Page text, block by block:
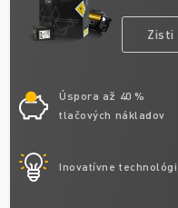
Zisti
Úspora až 40 %
tlačových nákladov
Inovatívne